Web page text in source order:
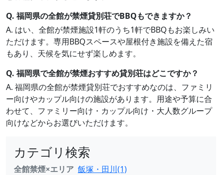
Q. 福岡県の全館が禁煙貸別荘でBBQもできますか？
A. はい、全館が禁煙施設1軒のうち1軒でBBQもお楽しみい
ただけます。専用BBQスペースや屋根付き施設を備えた宿
もあり、天候を気にせず楽しめます。
Q. 福岡県で全館が禁煙おすすめ貸別荘はどこですか？
A. 福岡県の全館が禁煙貸別荘でおすすめなのは、ファミリ
ー向けやカップル向けの施設があります。用途や予算に合
わせて、ファミリー向け・カップル向け・大人数グループ
向けなどからお選びいただけます。
カテゴリ検索
全館禁煙×エリア 飯塚・田川(1)